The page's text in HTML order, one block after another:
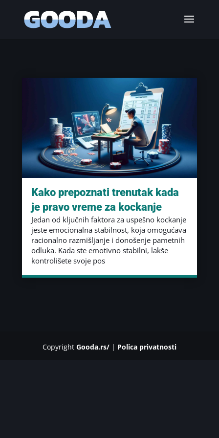
Kako prepoznati trenutak kada
je pravo vreme za kockanje
Jedan od ključnih faktora za uspešno kockanje
jeste emocionalna stabilnost, koja omogućava
racionalno razmišljanje i donošenje pametnih
odluka. Kada ste emotivno stabilni, lakše
kontrolišete svoje pos
Copyright Gooda.rs/| Polica privatnosti